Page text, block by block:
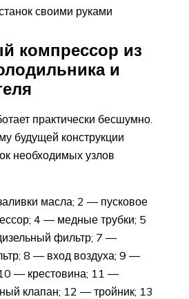
своими руками
компрессор из
и
практически бесшумно.
будущей конструкции
необходимых узлов
масла; 2 — пусковое
4 — медные трубки; 5
фильтр; 7 —
8 — вход воздуха; 9 —
— крестовина; 11 —
клапан; 12 — тройник; 13